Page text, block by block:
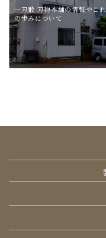
一刃鍛 刃物本舗の情報や こ
の歩みについて